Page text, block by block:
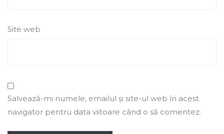
Site web
Salvează-mi numele, emailul și site-ul web în acest
navigator pentru data viitoare când o să comentez.